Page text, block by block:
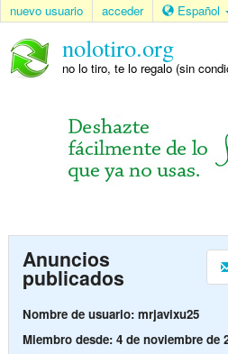
nuevo usuario acceder Español
nolotiro.org
no lo tiro, te lo regalo (sin
Anuncios
publicados
Nombre de usuario: mrjavixu25
Miembro desde: 4 de noviembre de